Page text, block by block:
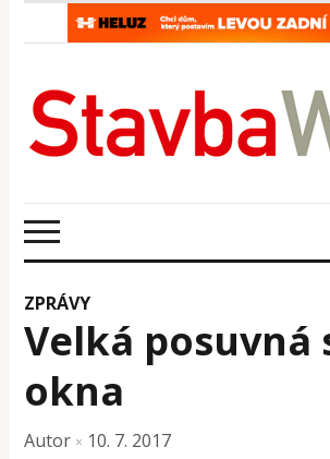
ZPRÁVY
Velká posuvná
okna
Autor × 10. 7. 2017